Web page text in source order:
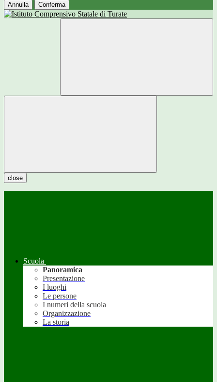
Annulla Conferma
close
Scuola
Panoramica
Presentazione
I luoghi
Le persone
I numeri della scuola
Organizzazione
La storia